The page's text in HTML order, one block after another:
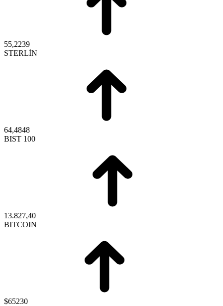
55,2239
STERLİN
64,4848
BIST 100
13.827,40
BITCOIN
$65230